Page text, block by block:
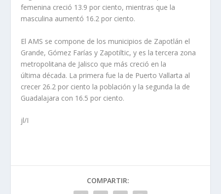
femenina creció 13.9 por ciento, mientras que la
masculina aumentó 16.2 por ciento.
El AMS se compone de los municipios de Zapotlán el
Grande, Gómez Farías y Zapotiltic, y es la tercera zona
metropolitana de Jalisco que más creció en la
última década. La primera fue la de Puerto Vallarta al
crecer 26.2 por ciento la población y la segunda la de
Guadalajara con 16.5 por ciento.
jl/I
COMPARTIR: